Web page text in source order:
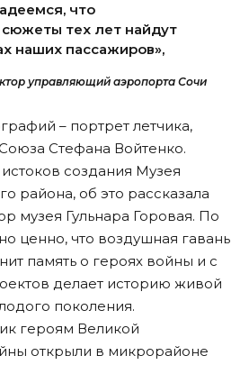
что
тех лет найдут
наших пассажиров»,
управляющий аэропорта Сочи
– портрет летчика,
Стефана Войтенко.
создания Музея
района, об это рассказала
музея Гульнара Горовая. По
ценно, что воздушная гавань
память о героях войны и с
делает историю живой
поколения.
героям Великой
открыли в микрорайоне